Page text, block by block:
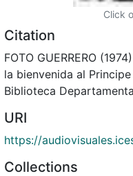
Click
Citation
FOTO GUERRERO
la bienvenida al
Biblioteca
URI
https://
Collections